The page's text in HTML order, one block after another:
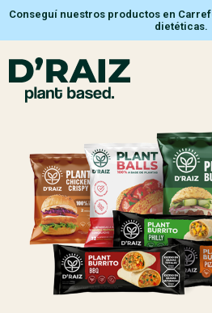
Conseguí nuestros productos en
dietéticas.